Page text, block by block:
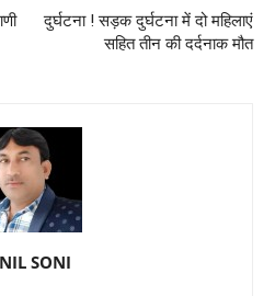
दुर्घटना ! सड़क दुर्घटना में दो महिलाएं
सहित तीन की दर्दनाक मौत
SONI